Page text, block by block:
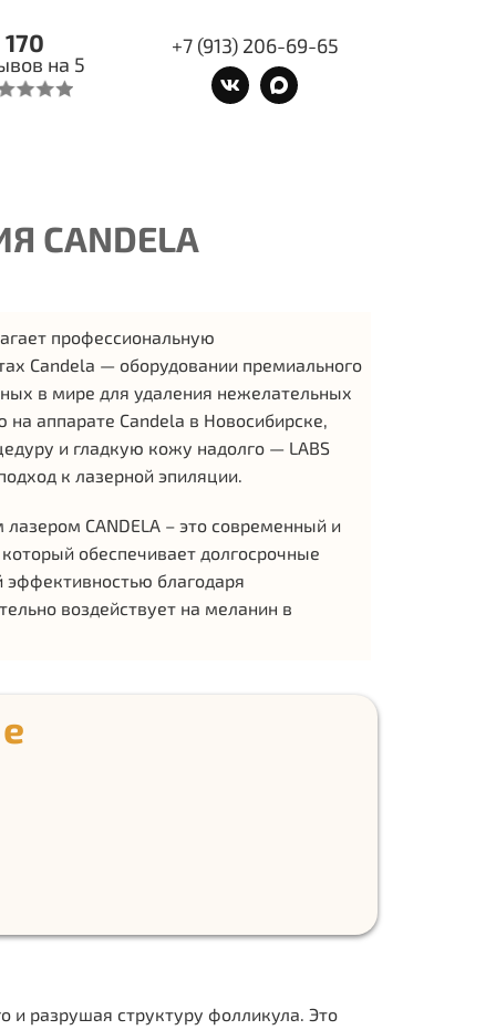
170
на 5
+7 (913) 206-69-65
CANDELA
профессиональную
Candela — оборудовании премиального
в мире для удаления нежелательных
аппарате Candela в Новосибирске,
и гладкую кожу надолго — LABS
к лазерной эпиляции.
CANDELA – это современный и
обеспечивает долгосрочные
эффективностью благодаря
воздействует на меланин в
и разрушая структуру фолликула. Это